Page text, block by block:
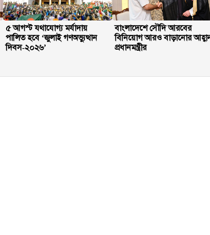
৫ আগস্ট যথাযোগ্য মর্যাদায়
পালিত হবে ‘জুলাই গণঅভ্যুত্থান
দিবস-২০২৬’
বাংলাদেশে সৌদি আরবের
বিনিয়োগ আরও বাড়ানোর
প্রধানমন্ত্রীর